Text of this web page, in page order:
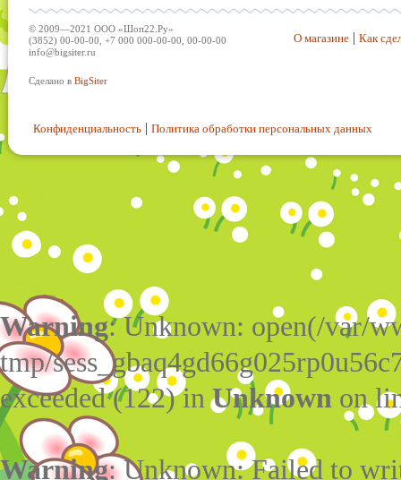
© 2009—2021 ООО «Шоп22.Ру»
(3852) 00-00-00, +7 000 000-00-00, 00-00-00
info@bigsiter.ru
Сделано в BigSiter
О магазине Как
Конфиденциальность Политика обработки персональных данных
Warning: Unknown: open(/var/
tmp/
exceeded (122) inUnknown on
Warning: Unknown: Failed to